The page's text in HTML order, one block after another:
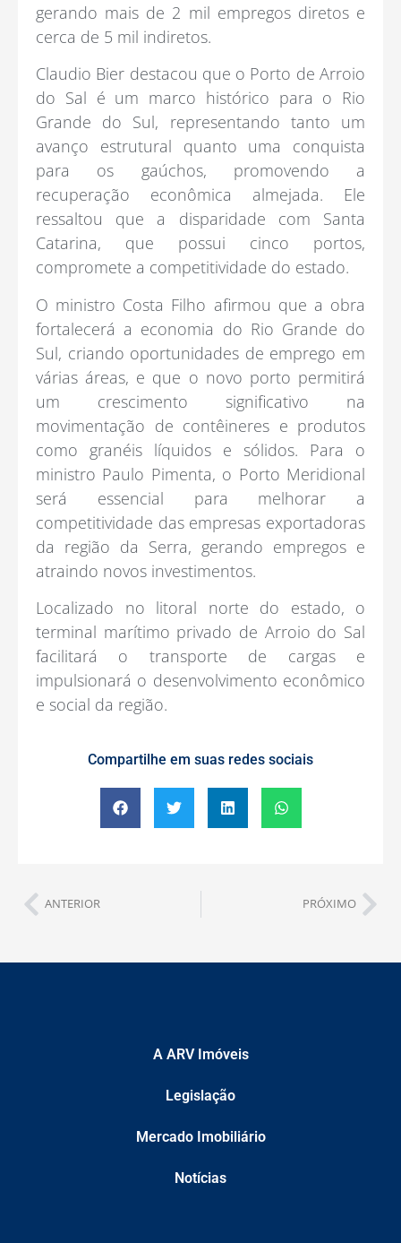
gerando mais de 2 mil empregos diretos e
cerca de 5 mil indiretos.
Claudio Bier destacou que o Porto de Arroio
do Sal é um marco histórico para o Rio
Grande do Sul, representando tanto um
avanço estrutural quanto uma conquista
para os gaúchos, promovendo a
recuperação econômica almejada. Ele
ressaltou que a disparidade com Santa
Catarina, que possui cinco portos,
compromete a competitividade do estado.
O ministro Costa Filho afirmou que a obra
fortalecerá a economia do Rio Grande do
Sul, criando oportunidades de emprego em
várias áreas, e que o novo porto permitirá
um crescimento significativo na
movimentação de contêineres e produtos
como granéis líquidos e sólidos. Para o
ministro Paulo Pimenta, o Porto Meridional
será essencial para melhorar a
competitividade das empresas exportadoras
da região da Serra, gerando empregos e
atraindo novos investimentos.
Localizado no litoral norte do estado, o
terminal marítimo privado de Arroio do Sal
facilitará o transporte de cargas e
impulsionará o desenvolvimento econômico
e social da região.
Compartilhe em suas redes sociais
ANTERIOR PRÓXIMO
A ARV Imóveis
Legislação
Mercado Imobiliário
Notícias